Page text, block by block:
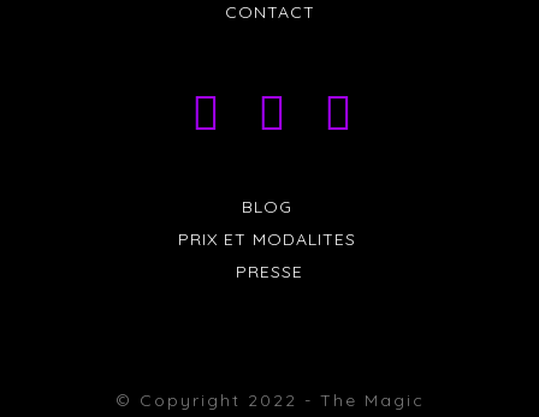
CONTACT
BLOG
PRIX ET MODALITES
PRESSE
© Copyright 2022 - The Magic